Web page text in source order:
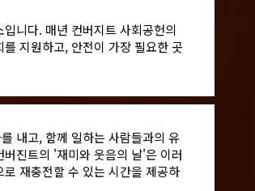
니다. 매년 컨버지트 사회공헌의
지원하고, 안전이 가장 필요한 곳
내고, 함께 일하는 사람들과의 유
진트의 '재미와 웃음의 날'은 이러
재충전할 수 있는 시간을 제공하